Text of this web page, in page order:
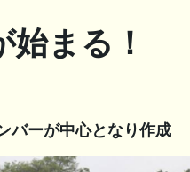
まる！
バーが中心となり作成